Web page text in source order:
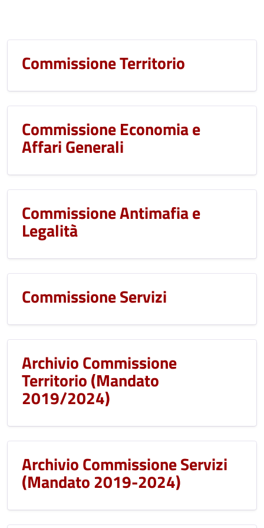
Commissione Territorio
Commissione Economia e
Affari Generali
Commissione Antimafia e
Legalità
Commissione Servizi
Archivio Commissione
Territorio (Mandato
2019/2024)
Archivio Commissione Servizi
(Mandato 2019-2024)